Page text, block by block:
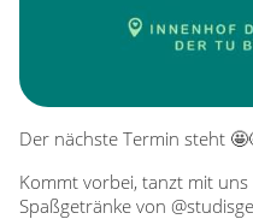
e
aDer nächste Termin steht
Kommt vorbei, tanzt mit
Spaßgetränke von